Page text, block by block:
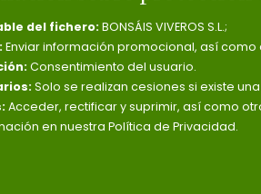
del fichero: BONSÁIS VIVEROS S.L.;
Enviar información promocional, así
Consentimiento del usuario.
Solo se realizan cesiones si existe
Acceder, rectificar y suprimir, así como
en nuestra Política de Privacidad.